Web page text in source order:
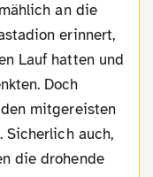
an die
erinnert,
Lauf hatten und
Doch
mitgereisten
Sicherlich auch,
die drohende